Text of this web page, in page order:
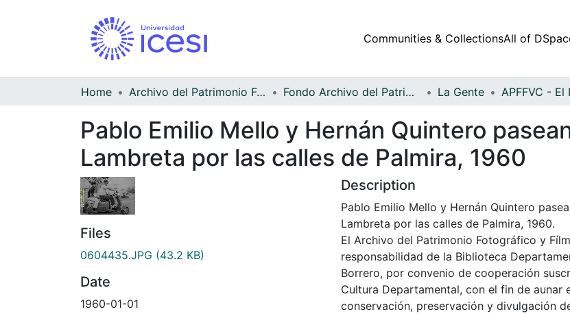
Communities & CollectionsAll of
Home Archivo del Patrimonio Fotográfico y Fílmico del Valle del Cauca Fondo Archivo del Patrimonio Fotográfico y Fílmico del Valle del Cauca La Gente
Pablo Emilio Mello y Hernán Quintero
Lambreta por las calles de Palmira, 1960
Files
0604435.JPG (43.2 KB)
Date
1960-01-01
Description
Pablo Emilio Mello y Hernán Quintero
Lambreta por las calles de Palmira, 1960.
El Archivo del Patrimonio Fotográfico y
responsabilidad de la Biblioteca
Borrero, por convenio de cooperación
Cultura Departamental, con el fin de aunar
conservación, preservación y divulgación